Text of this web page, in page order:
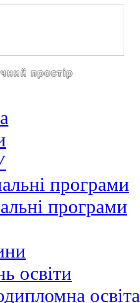
програми
програми
освіти
освіта